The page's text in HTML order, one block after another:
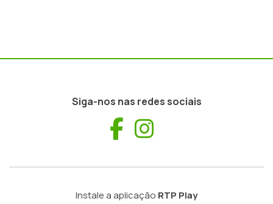
Siga-nos nas redes sociais
Facebook
Instale a aplicação RTP Play